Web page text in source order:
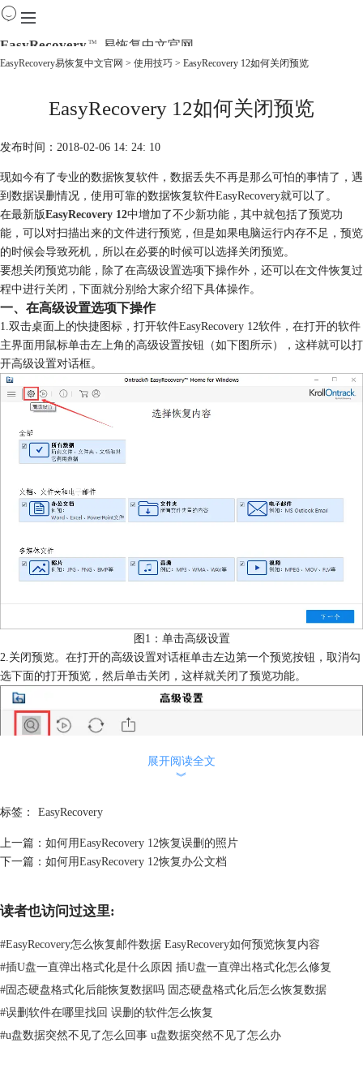
EasyRecovery TM 易恢复中文官网
购买
线下数据恢复
EasyRecovery易恢复中文官网 > 使用技巧 > EasyRecovery 12如何关闭预览
EasyRecovery 12如何关闭预览
发布时间：2018-02-06 14: 24: 10
现如今有了专业的数据恢复软件，数据丢失不再是那么可怕的事情了，遇
到数据误删情况，使用可靠的数据恢复软件EasyRecovery就可以了。
在最新版EasyRecovery 12中增加了不少新功能，其中就包括了预览功
能，可以对扫描出来的文件进行预览，但是如果电脑运行内存不足，预览
的时候会导致死机，所以在必要的时候可以选择关闭预览。
要想关闭预览功能，除了在高级设置选项下操作外，还可以在文件恢复过
程中进行关闭，下面就分别给大家介绍下具体操作。
一、在高级设置选项下操作
1.双击桌面上的快捷图标，打开软件EasyRecovery 12软件，在打开的软件
主界面用鼠标单击左上角的高级设置按钮（如下图所示），这样就可以打
开高级设置对话框。
图1：单击高级设置
2.关闭预览。在打开的高级设置对话框单击左边第一个预览按钮，取消勾
选下面的打开预览，然后单击关闭，这样就关闭了预览功能。
图2：关闭预览
1.在扫描恢复位置的过程中，在上方会出现一个关闭预览选项，用鼠标单
击一个即可取消勾选，如下图所示。
展开阅读全文
︾
标签： EasyRecovery
上一篇： 如何用EasyRecovery 12恢复误删的照片
下一篇： 如何用EasyRecovery 12恢复办公文档
读者也访问过这里:
#EasyRecovery怎么恢复邮件数据 EasyRecovery如何预览恢复内容
#插U盘一直弹出格式化是什么原因 插U盘一直弹出格式化怎么修复
#固态硬盘格式化后能恢复数据吗 固态硬盘格式化后怎么恢复数据
#误删软件在哪里找回 误删的软件怎么恢复
#u盘数据突然不见了怎么回事 u盘数据突然不见了怎么办